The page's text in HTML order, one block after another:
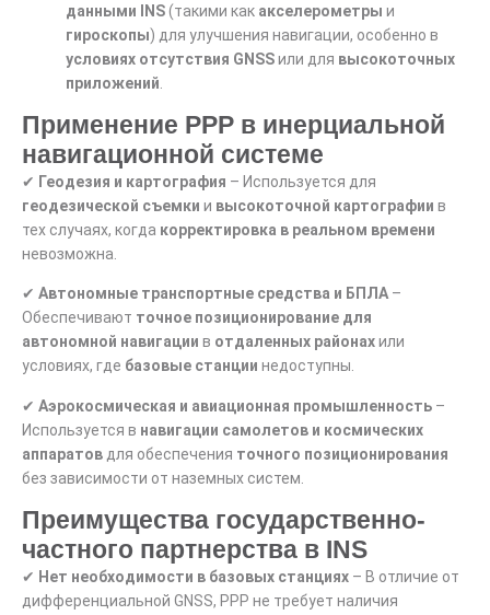
данными INS(такими как акселерометры и
гироскопы) для улучшения навигации, особенно в
условиях отсутствия GNSSили для высокоточных
приложений
Применение PPP в инерциальной
навигационной системе
✔ Геодезия и картография – Используется для
геодезической съемки и высокоточной картографии в
тех случаях, когда корректировка в реальном времени
невозможна.
✔ Автономные транспортные средства и БПЛА–
Обеспечивают точное позиционирование для
автономной навигации в отдаленных районахили
условиях, где базовые станции недоступны.
✔ Аэрокосмическая и авиационная промышленность –
Используется в навигации самолетов и космических
аппаратов для обеспечения точного позиционирования
без зависимости от наземных систем.
Преимущества государственно-
частного партнерства в INS
✔ Нет необходимости в базовых станциях – В отличие от
дифференциальной GNSS, PPP не требует наличия